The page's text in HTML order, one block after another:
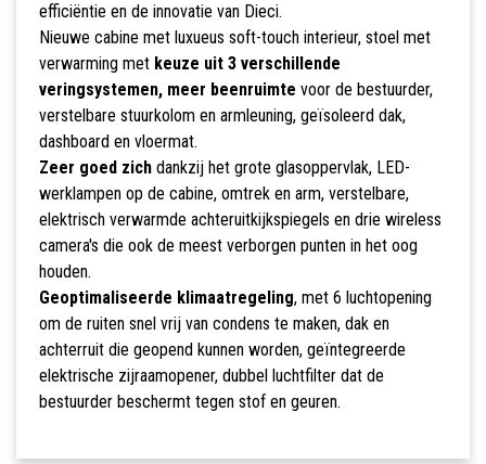
efficiëntie en de innovatie van Dieci.
Nieuwe cabine met luxueus soft-touch interieur, stoel met
verwarming met keuze uit 3 verschillende
veringsystemen, meer beenruimte voor de bestuurder,
verstelbare stuurkolom en armleuning, geïsoleerd dak,
dashboard en vloermat.
Zeer goed zichdankzij het grote glasoppervlak, LED-
werklampen op de cabine, omtrek en arm, verstelbare,
elektrisch verwarmde achteruitkijkspiegels en drie wireless
camera's die ook de meest verborgen punten in het oog
houden.
Geoptimaliseerde klimaatregeling, met 6 luchtopening
om de ruiten snel vrij van condens te maken, dak en
achterruit die geopend kunnen worden, geïntegreerde
elektrische zijraamopener, dubbel luchtfilter dat de
bestuurder beschermt tegen stof en geuren.